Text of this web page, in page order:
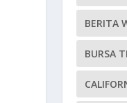
BERITA
BURSA